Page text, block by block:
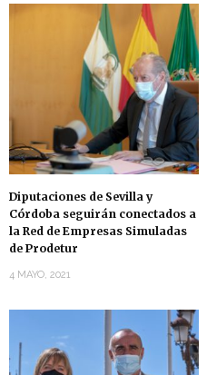
Diputaciones de Sevilla y
Córdoba seguirán conectados a
la Red de Empresas Simuladas
de Prodetur
4 MAYO, 2021